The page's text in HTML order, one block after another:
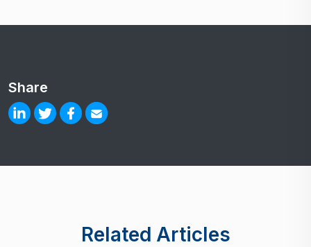
Share
Related Articles